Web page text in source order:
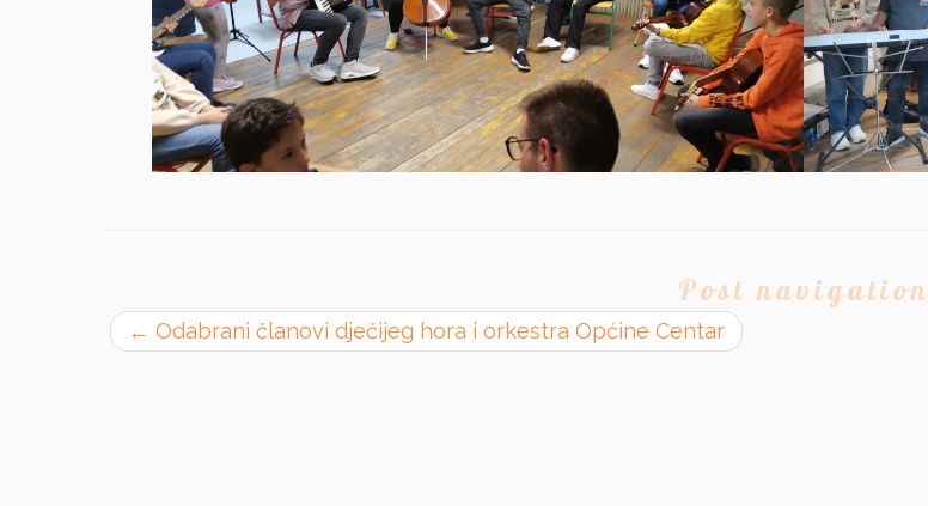
Post navigation
← Odabrani članovi dječijeg hora i orkestra Općine Centar